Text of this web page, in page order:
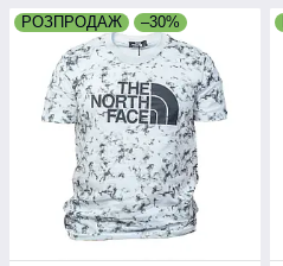
РОЗПРОДАЖ –30%